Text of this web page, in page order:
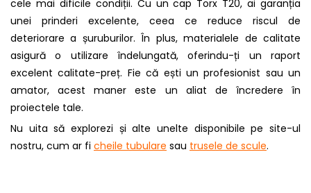
cele mai dificile condiții. Cu un cap Torx T20, ai garanția
unei prinderi excelente, ceea ce reduce riscul de
deteriorare a șuruburilor. În plus, materialele de calitate
asigură o utilizare îndelungată, oferindu-ți un raport
excelent calitate-preț. Fie că ești un profesionist sau un
amator, acest maner este un aliat de încredere în
proiectele tale.
Nu uita să explorezi și alte unelte disponibile pe site-ul
nostru, cum ar fi cheile tubulare sau trusele de scule.